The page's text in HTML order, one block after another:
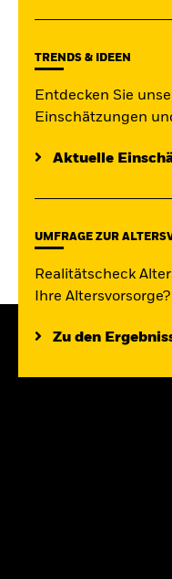
TRENDS & IDEEN
Entdecken Sie
Einschätzungen
Aktuelle
UMFRAGE ZUR
Realitätscheck
Ihre Altersvorsorge?
Zu den